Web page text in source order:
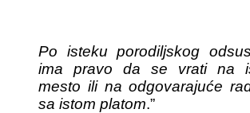
Po isteku porodiljskog
ima pravo da se vrati na
mesto ili na odgovarajuće
sa istom platom.”